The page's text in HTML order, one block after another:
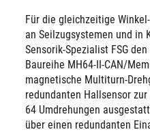
Für die gleichzeitige
an Seilzugsystemen und in
Sensorik-Spezialist FSG
Baureihe MH64-II-CAN/
magnetische Multiturn-
redundanten Hallsensor
64 Umdrehungen
über einen redundanten